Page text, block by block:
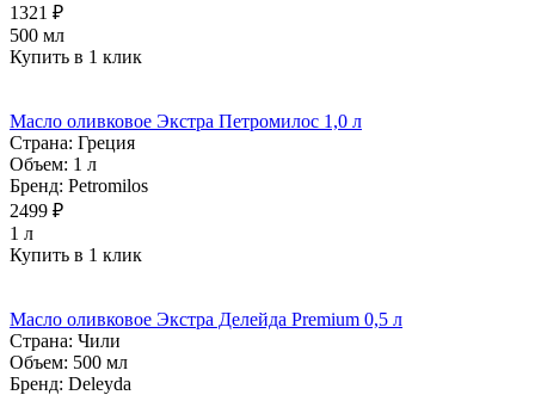
1321 ₽
500 мл
Купить в 1 клик
Масло оливковое Экстра Петромилос 1,0 л
Страна: Греция
Объем: 1 л
Бренд: Petromilos
2499 ₽
1 л
Купить в 1 клик
Масло оливковое Экстра Делейда Premium 0,5 л
Страна: Чили
Объем: 500 мл
Бренд: Deleyda